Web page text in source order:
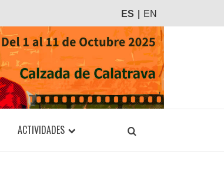
ES EN
ACTIVIDADES